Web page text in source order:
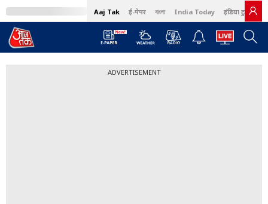
Aaj Tak ई-पेपर বাংলা India Today इंडिया टुडे हिंदी
ADVERTISEMENT